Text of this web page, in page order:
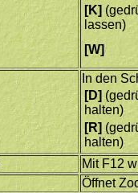
[K]
lassen)
[W]
In den
[D]
halten)
[R]
halten)
Mit F12
Öffnet